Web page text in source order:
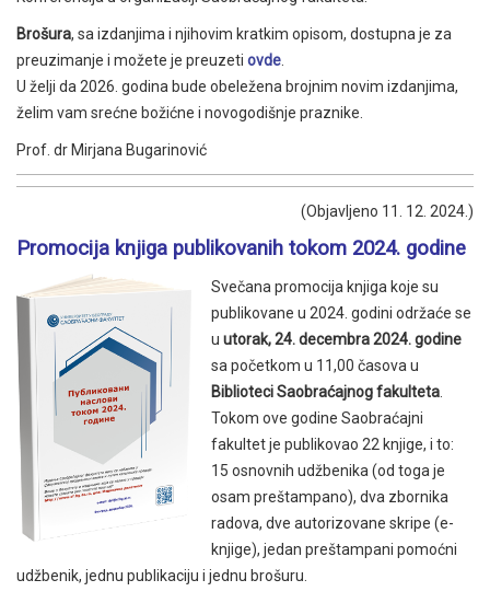
Brošura, sa izdanjima i njihovim kratkim opisom, dostupna je za
preuzimanje i možete je preuzeti ovde
U želji da 2026. godina bude obeležena brojnim novim izdanjima,
želim vam srećne božićne i novogodišnje praznike.
Prof. dr Mirjana Bugarinović
(Objavljeno 11. 12. 2024.)
Promocija knjiga publikovanih tokom 2024. godine
Svečana promocija knjiga koje su
publikovane u 2024. godini održaće se
u utorak, 24. decembra 2024. godine
sa početkom u 11,00 časova u
Biblioteci Saobraćajnog fakulteta
Tokom ove godine Saobraćajni
fakultet je publikovao 22 knjige, i to:
15 osnovnih udžbenika (od toga je
osam preštampano), dva zbornika
radova, dve autorizovane skripe (e-
knjige), jedan preštampani pomoćni
udžbenik, jednu publikaciju i jednu brošuru.